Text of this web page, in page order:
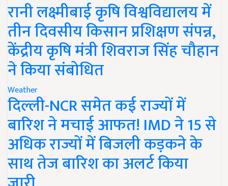
रानी लक्ष्मीबाई कृषि विश्वविद्यालय में
तीन दिवसीय किसान प्रशिक्षण संपन्न,
केंद्रीय कृषि मंत्री शिवराज सिंह चौहान
ने किया संबोधित
Weather
दिल्ली-NCR समेत कई राज्यों में
बारिश ने मचाई आफत! IMD ने 15 से
अधिक राज्यों में बिजली कड़कने के
साथ तेज बारिश का अलर्ट किया